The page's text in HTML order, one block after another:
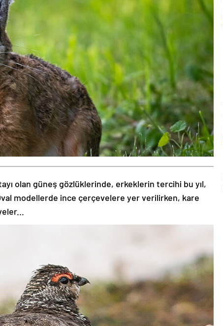
olan güneş gözlüklerinde, erkeklerin tercihi bu yıl,
modellerde ince çerçevelere yer verilirken, kare